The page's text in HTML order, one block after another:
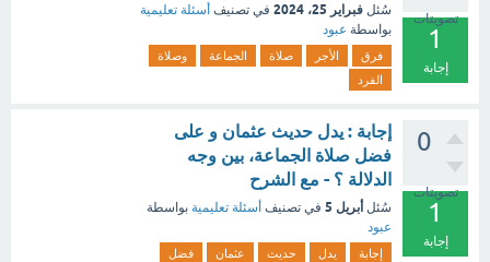
تصويتات
1
إجابة
سُئل فبراير 25، 2024 في تصنيف أسئلة تعليمية
بواسطة عبود
فرق الأجر صلاة الجماعة
وصلاة
الفرد
0
تصويتات
1
إجابة
إجابة : يدل حديث عثمان و على
فضل صلاة الجماعة، بين وجه
الدلالة ؟ - مع الشرح
سُئل أبريل 5 في تصنيف أسئلة تعليمية بواسطة
عبود
إجابة يدل حديث عثمان
فضل